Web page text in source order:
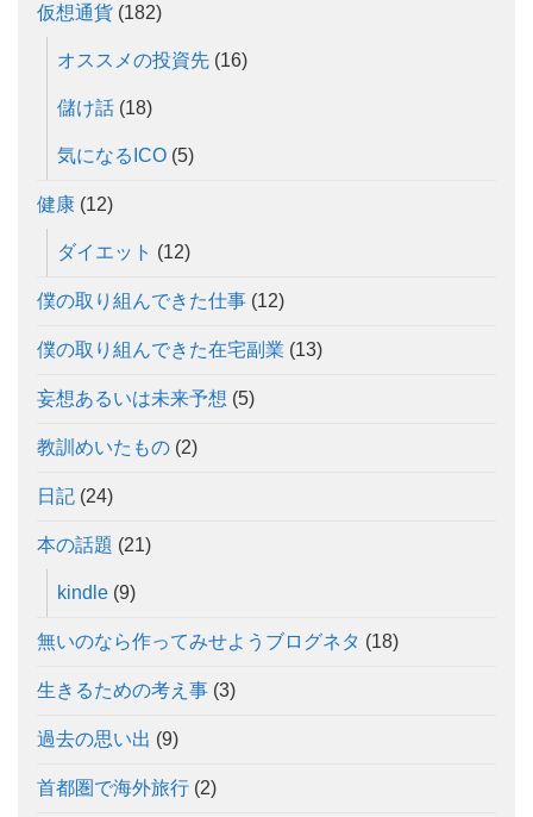
仮想通貨 (182)
オススメの投資先 (16)
儲け話 (18)
気になるICO (5)
健康 (12)
ダイエット (12)
僕の取り組んできた仕事 (12)
僕の取り組んできた在宅副業 (13)
妄想あるいは未来予想 (5)
教訓めいたもの (2)
日記 (24)
本の話題 (21)
kindle (9)
無いのなら作ってみせようブログネタ (18)
生きるための考え事 (3)
過去の思い出 (9)
首都圏で海外旅行 (2)